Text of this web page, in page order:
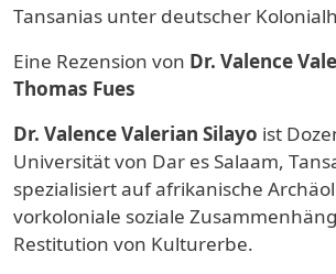
Tansanias unter deutscher
Eine Rezension von Dr. Valence
Thomas Fues
Dr. Valence Valerian Silayo ist
Universität von Dar es Salaam,
spezialisiert auf afrikanische
vorkoloniale soziale
Restitution von Kulturerbe.